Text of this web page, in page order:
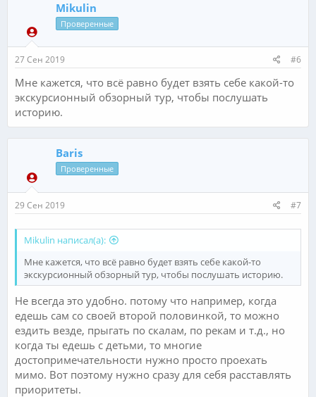
Mikulin
Проверенные
27 Сен 2019 #6
Мне кажется, что всё равно будет взять себе какой-то
экскурсионный обзорный тур, чтобы послушать
историю.
Baris
Проверенные
29 Сен 2019 #7
Mikulin написал(а):
Мне кажется, что всё равно будет взять себе какой-то
экскурсионный обзорный тур, чтобы послушать историю.
Не всегда это удобно. потому что например, когда
едешь сам со своей второй половинкой, то можно
ездить везде, прыгать по скалам, по рекам и т.д., но
когда ты едешь с детьми, то многие
достопримечательности нужно просто проехать
мимо. Вот поэтому нужно сразу для себя расставлять
приоритеты.